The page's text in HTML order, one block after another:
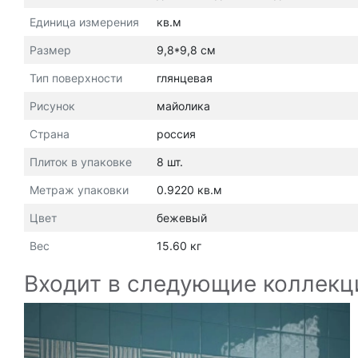
Единица измерения кв.м
Размер 9,8*9,8 см
Тип поверхности глянцевая
Рисунок майолика
Страна россия
Плиток в упаковке 8 шт.
Метраж упаковки 0.9220 кв.м
Цвет бежевый
Вес 15.60 кг
Входит в следующие